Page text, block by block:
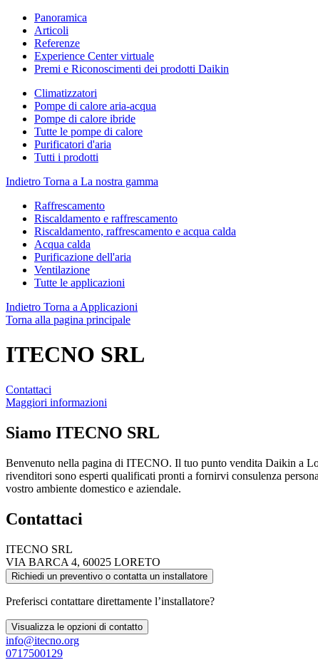
Panoramica
Articoli
Referenze
Experience Center virtuale
Premi e Riconoscimenti dei prodotti Daikin
Climatizzatori
Pompe di calore aria-acqua
Pompe di calore ibride
Tutte le pompe di calore
Purificatori d'aria
Tutti i prodotti
Indietro Torna a La nostra gamma
Raffrescamento
Riscaldamento e raffrescamento
Riscaldamento, raffrescamento e acqua calda
Acqua calda
Purificazione dell'aria
Ventilazione
Tutte le applicazioni
Indietro Torna a Applicazioni
Torna alla pagina principale
ITECNO SRL
Contattaci
Maggiori informazioni
Siamo ITECNO SRL
Benvenuto nella pagina di ITECNO. Il tuo punto vendita Daikin a
rivenditori sono esperti qualificati pronti a fornirvi consulenza
vostro ambiente domestico e aziendale.
Contattaci
ITECNO SRL
VIA BARCA 4, 60025 LORETO
Richiedi un preventivo o contatta un installatore
Preferisci contattare direttamente l’installatore?
Visualizza le opzioni di contatto
info@itecno.org
0717500129